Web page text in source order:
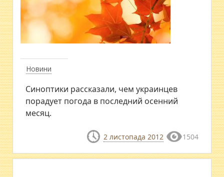
Новини
Синоптики рассказали, чем украинцев
порадует погода в последний осенний
месяц.
2 листопада 2012 1504